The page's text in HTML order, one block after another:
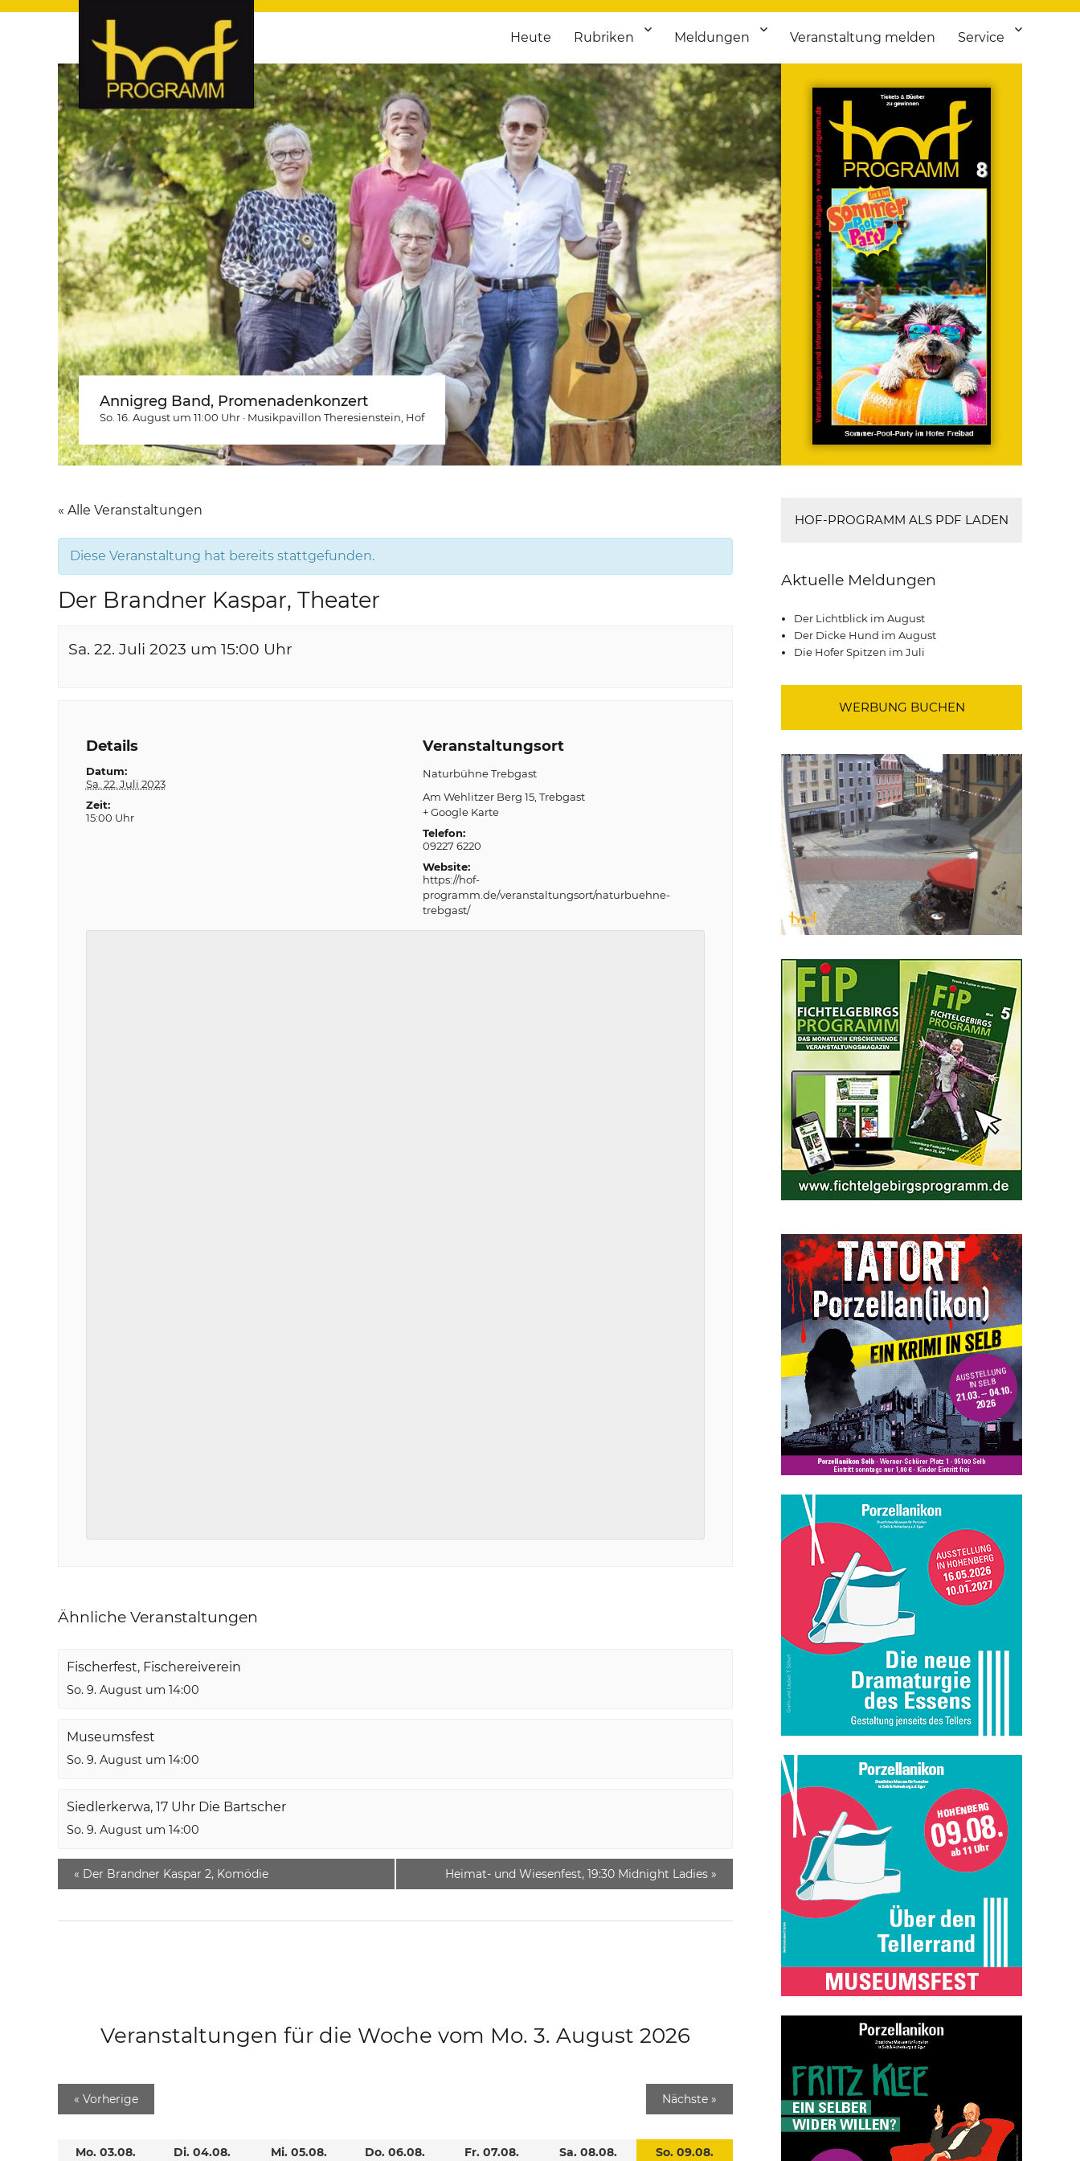
hof-programm – das Veranstaltungsportal für Hochfranken
hof-programm – das Veranstaltungsportal für Hof und Hochfranken. Täglich aktuelle Termine von Kultur bis Sport, von Theater bis Flohmarkt.
Heute Rubriken Meldungen Veranstaltung melden Service
Annigreg Band, Promenadenkonzert
So. 16. August um 11:00 Uhr · Musikpavillon Theresienstein , Hof
« Alle Veranstaltungen
Diese Veranstaltung hat bereits stattgefunden.
Der Brandner Kaspar, Theater
Sa. 22. Juli 2023 um 15:00 Uhr
Details
Datum:
Sa. 22. Juli 2023
Zeit:
15:00 Uhr
Veranstaltungsort
Naturbühne Trebgast
Am Wehlitzer Berg 15 Trebgast
+ Google Karte
Telefon:
09227 6220
Website:
https://hof-
programm.de/veranstaltungsort/naturbuehne-
trebgast/
Ähnliche Veranstaltungen
Fischerfest, Fischereiverein
So. 9. August um 14:00
Museumsfest
So. 9. August um 14:00
Siedlerkerwa, 17 Uhr Die Bartscher
So. 9. August um 14:00
« Der Brandner Kaspar 2, Komödie Heimat- und Wiesenfest, 19:30 Midnight Ladies »
Veranstaltungen für die Woche vom Mo. 3. August 2026
« Vorherige Nächste »
Mo. 03.08. Di. 04.08. Mi. 05.08. Do. 06.08. Fr. 07.08. Sa. 08.08. So. 09.08.
HOF-PROGRAMM ALS PDF LADEN
Aktuelle Meldungen
Der Lichtblick im August
Der Dicke Hund im August
Die Hofer Spitzen im Juli
WERBUNG BUCHEN